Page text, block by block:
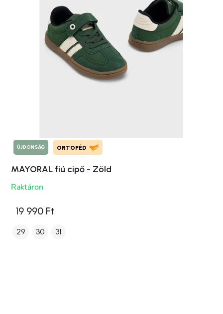
ÚJDONSÁG ORTOPÉD
MAYORAL fiú cipő - Zöld
Raktáron
19 990 Ft
29 30 31